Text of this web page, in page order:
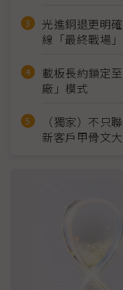
光進銅退更明
線「最終戰場」
載板長約鎖定
廠」模式
（獨家）不只
新客戶甲骨文